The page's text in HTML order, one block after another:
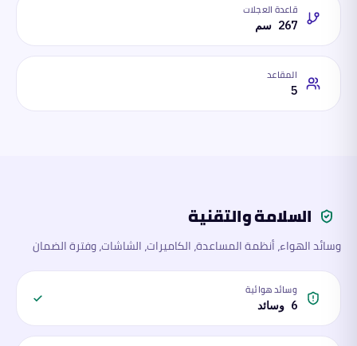
قاعدة العجلات
267 سم
المقاعد
5
السلامة والتقنية
وسائد الهواء، أنظمة المساعدة، الكاميرات، الشاشات، وفترة الضمان
وسائد هوائية
6 وسائد